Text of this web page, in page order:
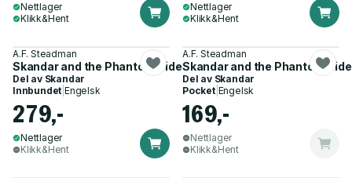
Nettlager
Klikk&Hent
Nettlager
Klikk&Hent
A.F. Steadman
Skandar and the Phantom Rider
Del av Skandar
Innbundet |Engelsk
279,-
Nettlager
Klikk&Hent
A.F. Steadman
Skandar and the Phantom
Del av Skandar
Pocket| Engelsk
169,-
Nettlager
Klikk&Hent